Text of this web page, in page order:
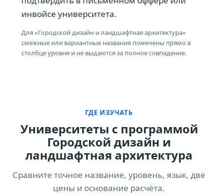
инвойсе университета.
Для «Городской дизайн и ландшафтная архитектура»
смежные или вариантные названия помечены прямо в
столбце уровня и не выдаются за полное совпадение.
ГДЕ ИЗУЧАТЬ
Университеты с программой
Городской дизайн и
ландшафтная архитектура
Сравните точное название, уровень, язык, две
цены и основание расчёта.